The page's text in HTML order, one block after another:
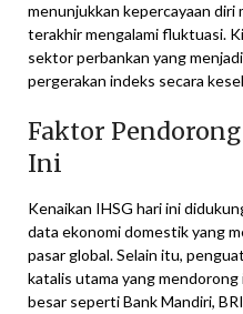
menunjukkan kepercayaan
terakhir mengalami fluktuasi.
sektor perbankan yang
pergerakan indeks secara
Faktor
Ini
Kenaikan IHSG hari ini
data ekonomi domestik yang
pasar global. Selain itu,
katalis utama yang
besar seperti Bank Mandiri,